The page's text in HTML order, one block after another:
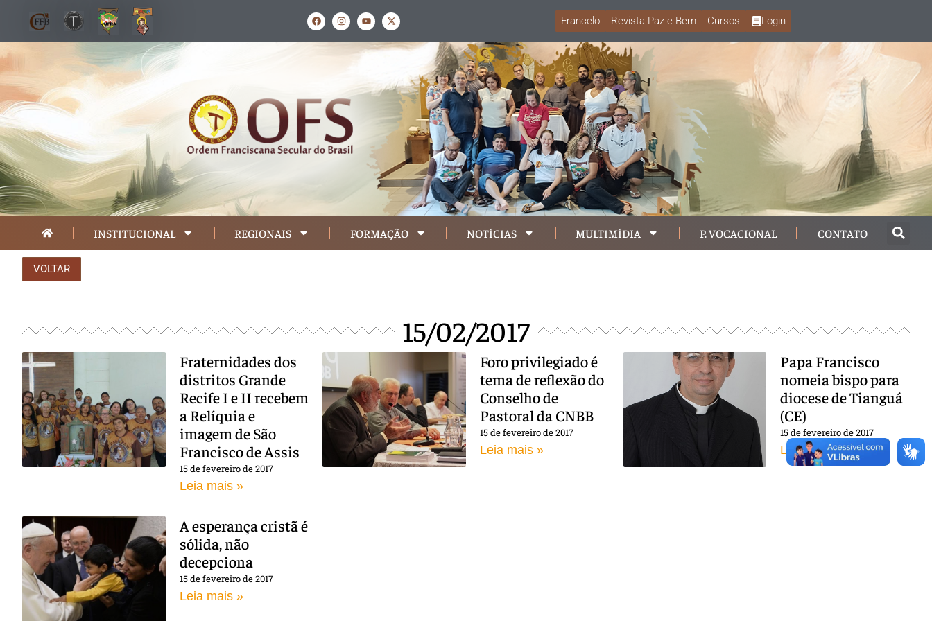
Francelo Revista Paz e Bem Cursos Login
INSTITUCIONAL REGIONAIS FORMAÇÃO NOTÍCIAS MULTIMÍDIA P. VOCACIONAL CONTATO
VOLTAR
15/02/2017
Fraternidades dos
distritos Grande
Recife I e II recebem
a Relíquia e
imagem de São
Francisco de Assis
15 de fevereiro de 2017
Leia mais »
Foro privilegiado é
tema de reflexão do
Conselho de
Pastoral da CNBB
15 de fevereiro de 2017
Leia mais »
Papa Francisco
nomeia bispo para
diocese de Tianguá
(CE)
15 de fevereiro de 2017
Leia mais »
A esperança cristã é
sólida, não
decepciona
15 de fevereiro de 2017
Leia mais »